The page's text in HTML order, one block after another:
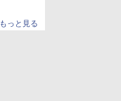
もっと見る